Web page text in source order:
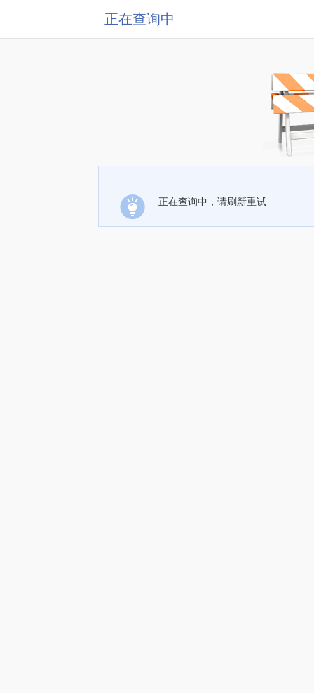
正在查询中
正在查询中，请刷新重试